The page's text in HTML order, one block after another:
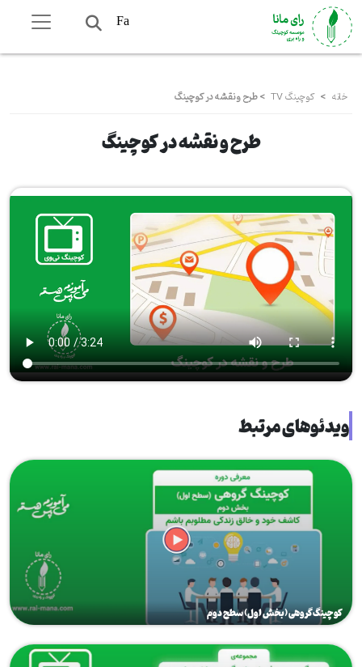
Fa
خانه > کوچینگ TV >طرح و نقشه در کوچینگ
طرح و نقشه در کوچینگ
ویدئوهای مرتبط
کوچینگ گروهی (بخش اول) سطح دوم